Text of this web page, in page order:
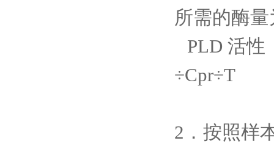
所需的酶
PLD 活性
÷Cpr÷T
2．按照样